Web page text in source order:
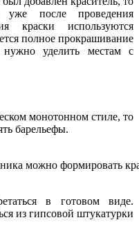
после проведения
краски используются
полное прокрашивание
уделить местам с
монотонном стиле, то
барельефы.
можно формировать
в готовом виде.
из гипсовой штукатурки